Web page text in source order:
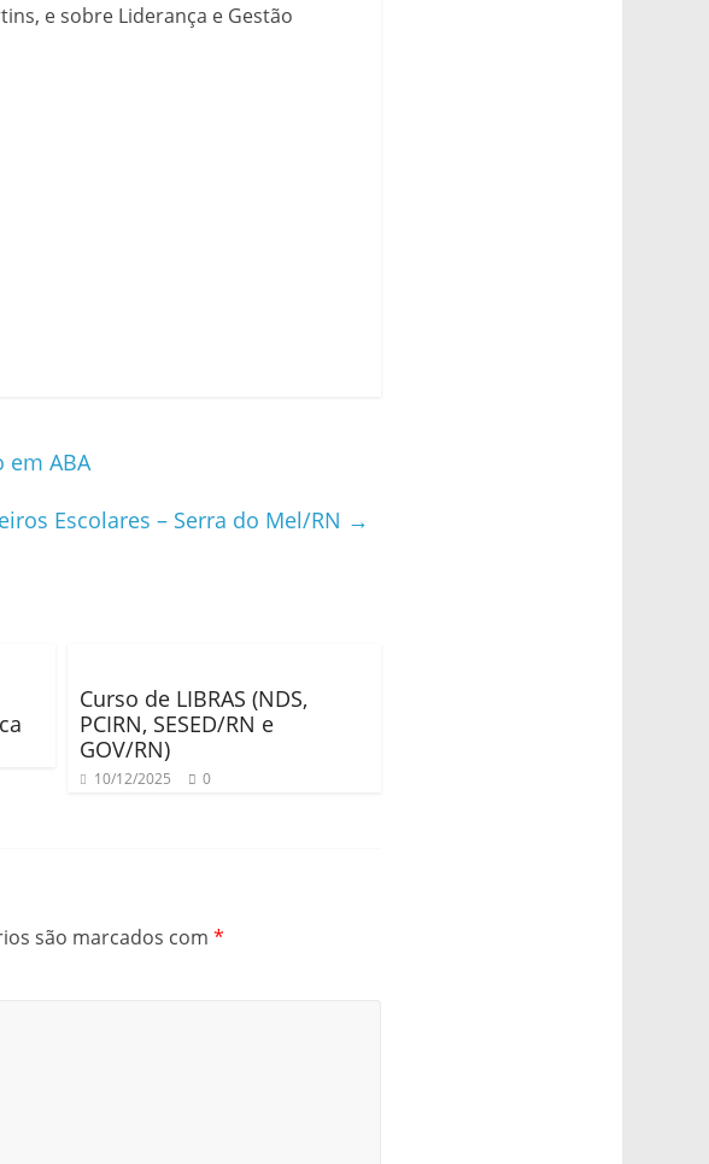
e sobre Liderança e Gestão
em ABA
Escolares – Serra do Mel/RN →
Curso de LIBRAS (NDS,
PCIRN, SESED/RN e
GOV/RN)
10/12/2025 0
são marcados com *